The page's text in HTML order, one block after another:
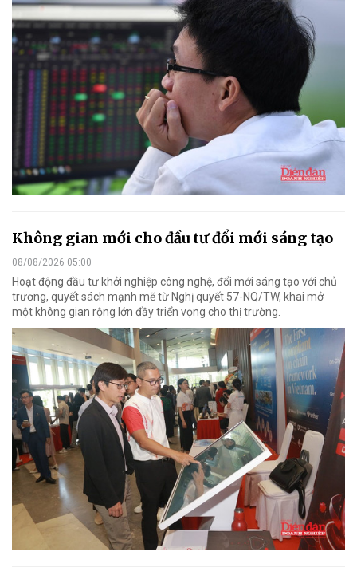
Không gian mới cho đầu tư đổi mới sáng tạo
08/08/2026 05:00
Hoạt động đầu tư khởi nghiệp công nghệ, đổi mới sáng tạo với chủ
trương, quyết sách mạnh mẽ từ Nghị quyết 57-NQ/TW, khai mở
một không gian rộng lớn đầy triển vọng cho thị trường.